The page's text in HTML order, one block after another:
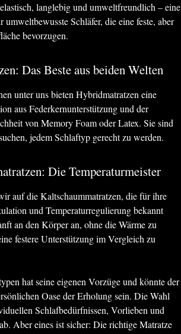
langlebig und umweltfreundlich – eine
umweltbewusste Schläfer, die eine feste, aber
bevorzugen.
Das Beste aus beiden Welten
unter uns bieten Hybridmatratzen eine
aus Federkernunterstützung und der
von Memory Foam oder Latex. Sie sind
jedem Schlaftyp gerecht zu werden.
Die Temperaturmeister
auf die Kaltschaummatratzen, die für ihre
und Temperaturregulierung bekannt
an den Körper an, ohne die Wärme zu
festere Unterstützung im Vergleich zu
hat seine eigenen Vorzüge und könnte der
Oase der Erholung sein. Die Wahl
Schlafbedürfnissen, Vorlieben und
Aber eines ist sicher: Die richtige Matratze